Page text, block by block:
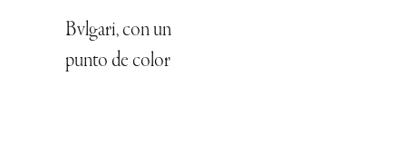
Bvlgari, con un
punto de color